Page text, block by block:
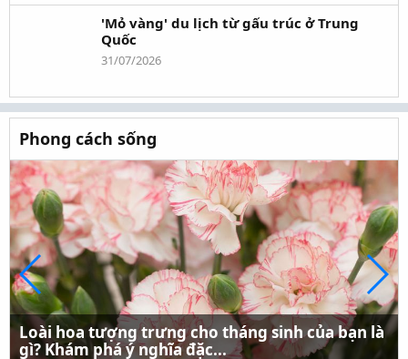
'Mỏ vàng' du lịch từ gấu trúc ở Trung
Quốc
31/07/2026
Phong cách sống
Loài hoa tượng trưng cho tháng sinh của bạn là
gì? Khám phá ý nghĩa đặc...